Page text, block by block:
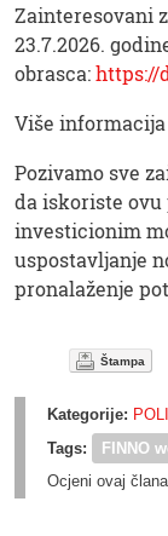
Zainteresovani
23.7.2026.
obrasca:https://
Više
Pozivamo sve
da iskoriste
investicionim
uspostavljanje
pronalaženje
Štampa
Kategorije:
Tags:
FINNO
Ocjeni ovaj